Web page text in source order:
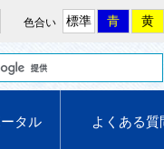
タル よくある質
色合い 標準 青 黄